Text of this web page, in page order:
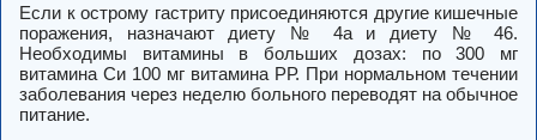
Если к острому гастриту присоединяются другие кишечные
поражения, назначают диету № 4а и диету № 46.
Необходимы витамины в больших дозах: по 300 мг
витамина Си 100 мг витамина РР. При нормальном течении
заболевания через неделю больного переводят на обычное
питание.